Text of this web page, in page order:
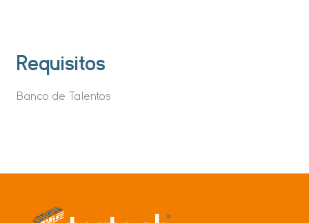
Requisitos
Banco de Talentos